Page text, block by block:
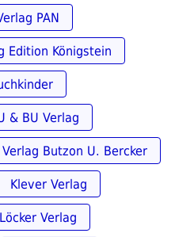
PAN
Edition Königstein
& BU Verlag
Verlag Butzon U. Bercker
Klever Verlag
Löcker Verlag